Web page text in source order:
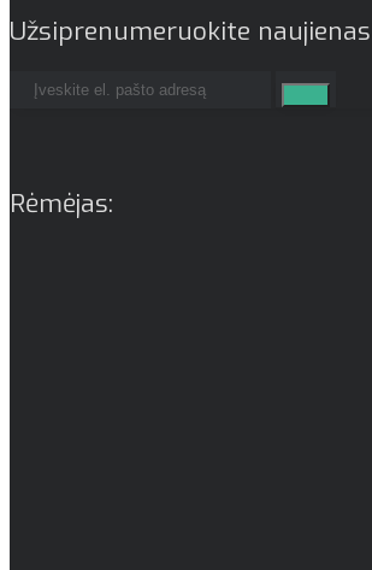
Užsiprenumeruokite naujienas
Rėmėjas: